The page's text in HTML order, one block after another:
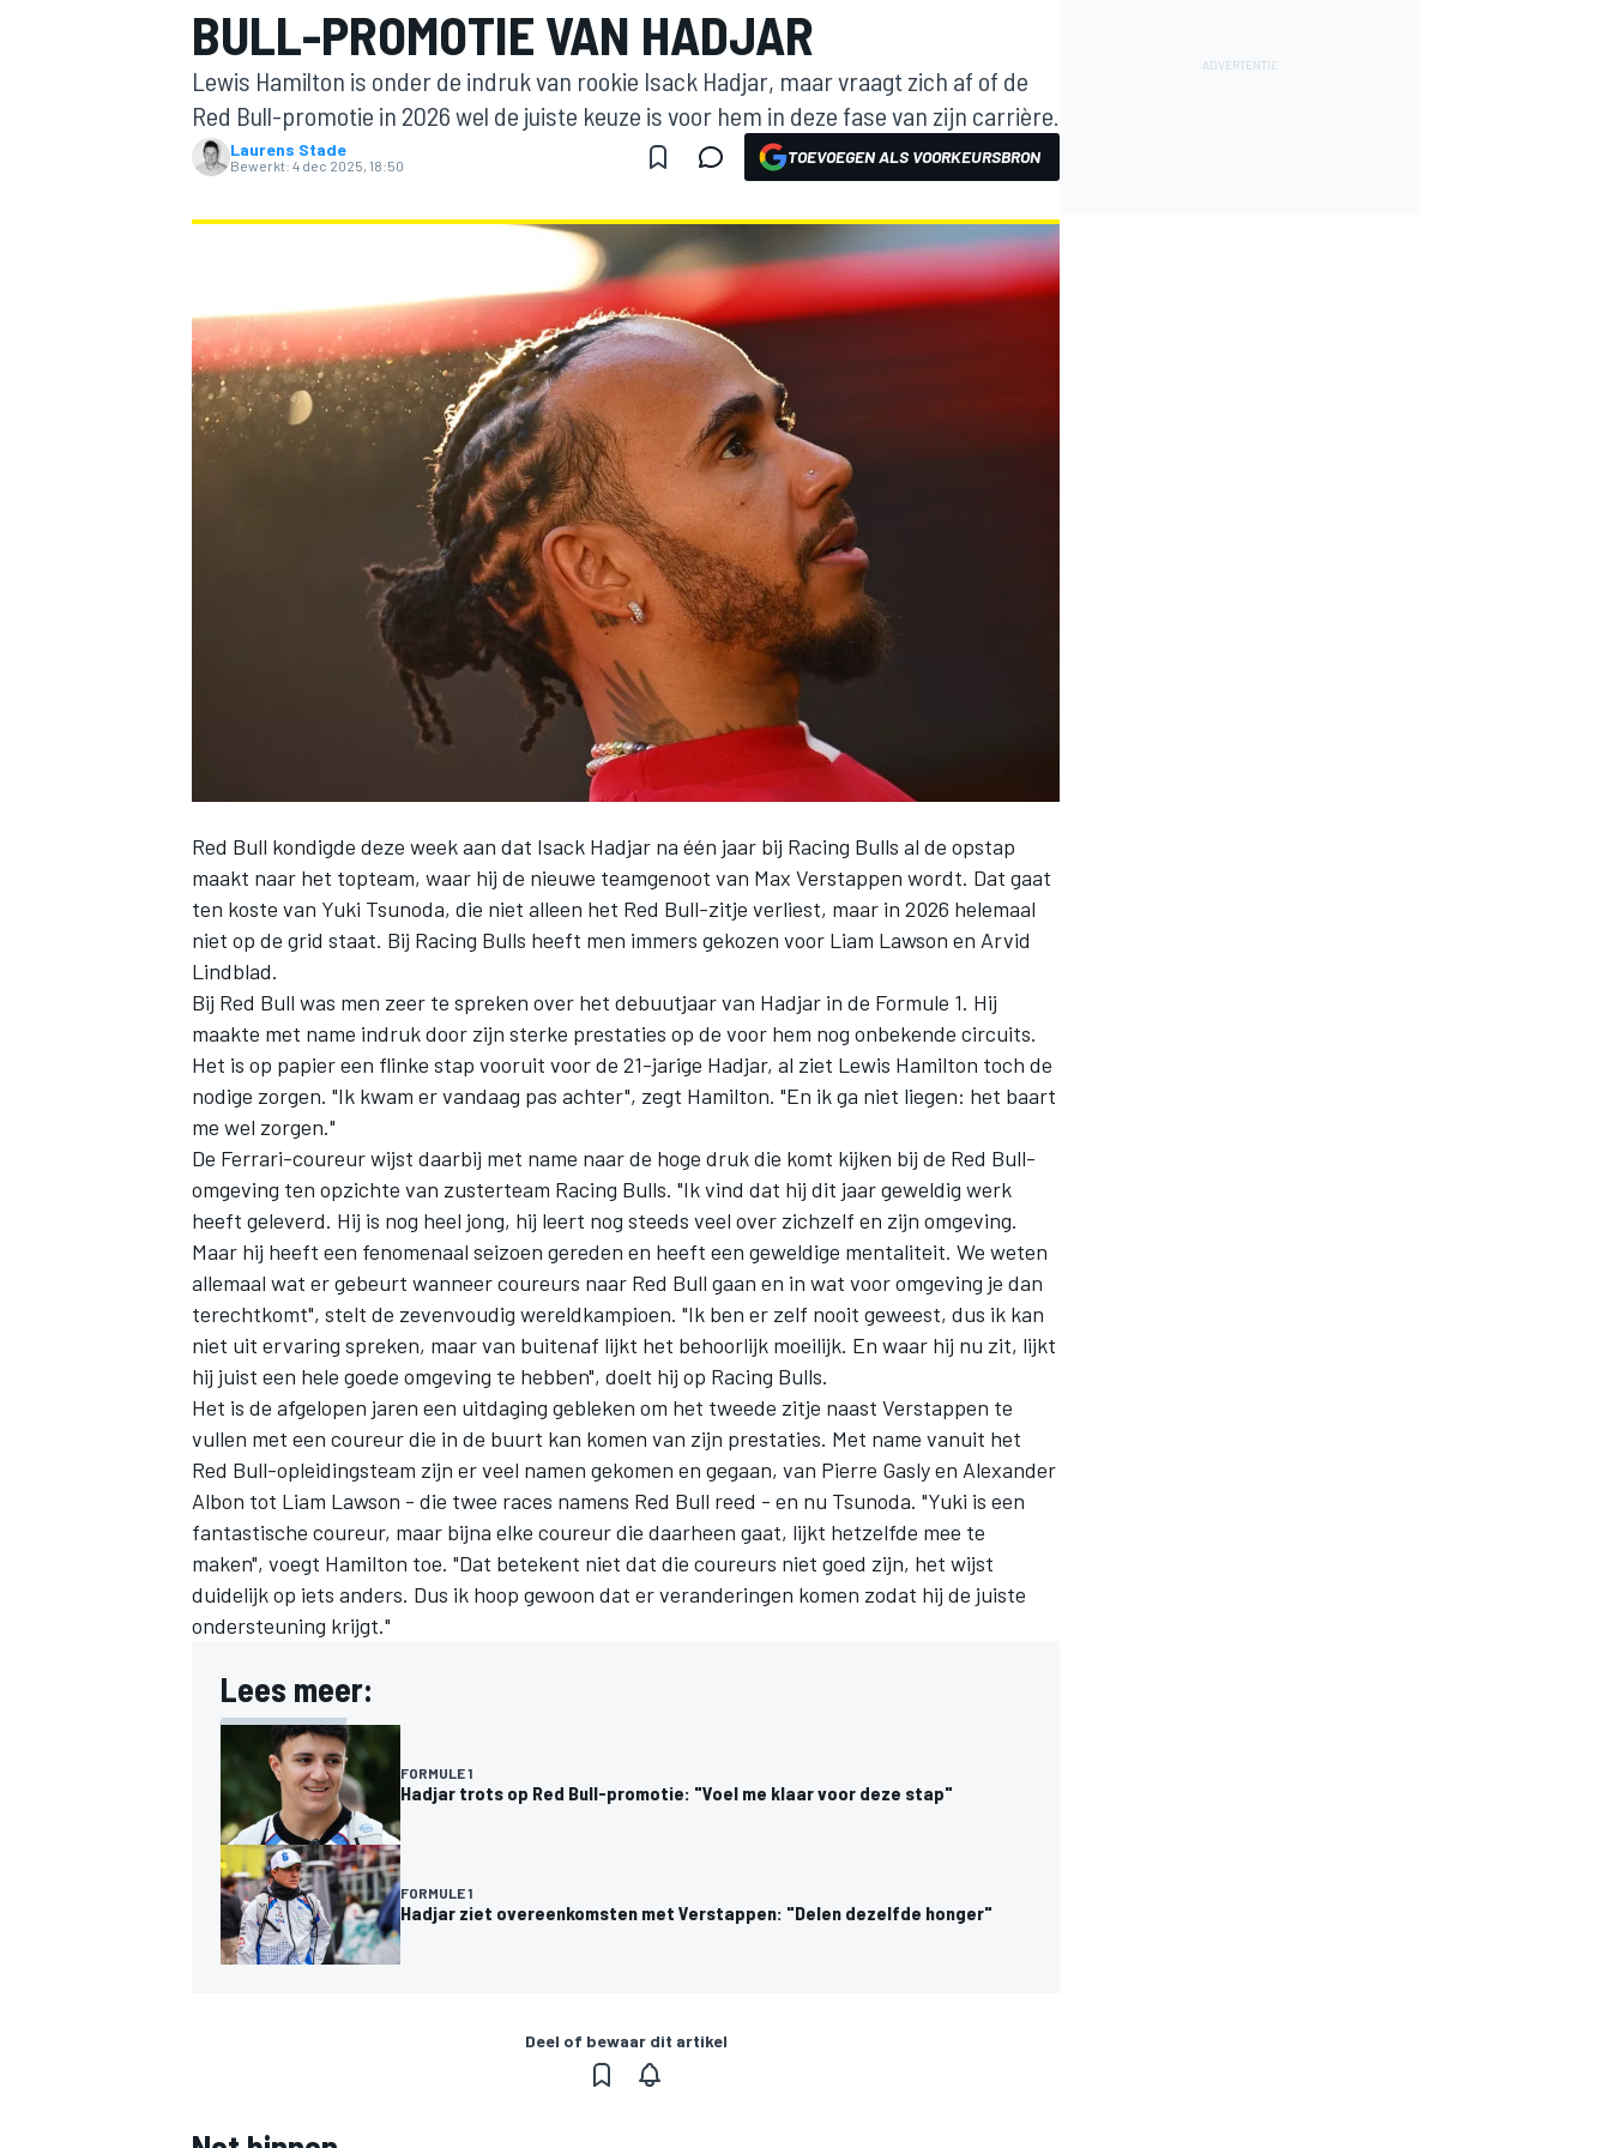
WEC DTM
BULL-PROMOTIE VAN HADJAR
Lewis Hamilton is onder de indruk van rookie Isack Hadjar, maar vraagt zich af of de
Red Bull-promotie in 2026 wel de juiste keuze is voor hem in deze fase van zijn carrière.
Laurens Stade
Bewerkt: 4 dec 2025, 18:50 TOEVOEGEN ALS VOORKEURSBRON
Red Bull kondigde deze week aan dat Isack Hadjar na één jaar bij Racing Bulls al de opstap
maakt naar het topteam, waar hij de nieuwe teamgenoot van Max Verstappen wordt. Dat gaat
ten koste van Yuki Tsunoda, die niet alleen het Red Bull-zitje verliest, maar in 2026 helemaal
niet op de grid staat. Bij Racing Bulls heeft men immers gekozen voor Liam Lawson en Arvid
Lindblad.
Bij Red Bull was men zeer te spreken over het debuutjaar van Hadjar in de Formule 1. Hij
maakte met name indruk door zijn sterke prestaties op de voor hem nog onbekende circuits.
Het is op papier een flinke stap vooruit voor de 21-jarige Hadjar, al ziet Lewis Hamilton toch de
nodige zorgen. "Ik kwam er vandaag pas achter", zegt Hamilton. "En ik ga niet liegen: het baart
me wel zorgen."
De Ferrari-coureur wijst daarbij met name naar de hoge druk die komt kijken bij de Red Bull-
omgeving ten opzichte van zusterteam Racing Bulls. "Ik vind dat hij dit jaar geweldig werk
heeft geleverd. Hij is nog heel jong, hij leert nog steeds veel over zichzelf en zijn omgeving.
Maar hij heeft een fenomenaal seizoen gereden en heeft een geweldige mentaliteit. We weten
allemaal wat er gebeurt wanneer coureurs naar Red Bull gaan en in wat voor omgeving je dan
terechtkomt", stelt de zevenvoudig wereldkampioen. "Ik ben er zelf nooit geweest, dus ik kan
niet uit ervaring spreken, maar van buitenaf lijkt het behoorlijk moeilijk. En waar hij nu zit, lijkt
hij juist een hele goede omgeving te hebben", doelt hij op Racing Bulls.
Het is de afgelopen jaren een uitdaging gebleken om het tweede zitje naast Verstappen te
vullen met een coureur die in de buurt kan komen van zijn prestaties. Met name vanuit het
Red Bull-opleidingsteam zijn er veel namen gekomen en gegaan, van Pierre Gaslyen Alexander
Albon tot Liam Lawson - die twee races namens Red Bull reed - en nu Tsunoda. "Yuki is een
fantastische coureur, maar bijna elke coureur die daarheen gaat, lijkt hetzelfde mee te
maken", voegt Hamilton toe. "Dat betekent niet dat die coureurs niet goed zijn, het wijst
duidelijk op iets anders. Dus ik hoop gewoon dat er veranderingen komen zodat hij de juiste
ondersteuning krijgt."
Lees meer:
FORMULE 1
Hadjar trots op Red Bull-promotie: "Voel me klaar voor deze stap"
FORMULE 1
Hadjar ziet overeenkomsten met Verstappen: "Delen dezelfde honger"
Deel of bewaar dit artikel